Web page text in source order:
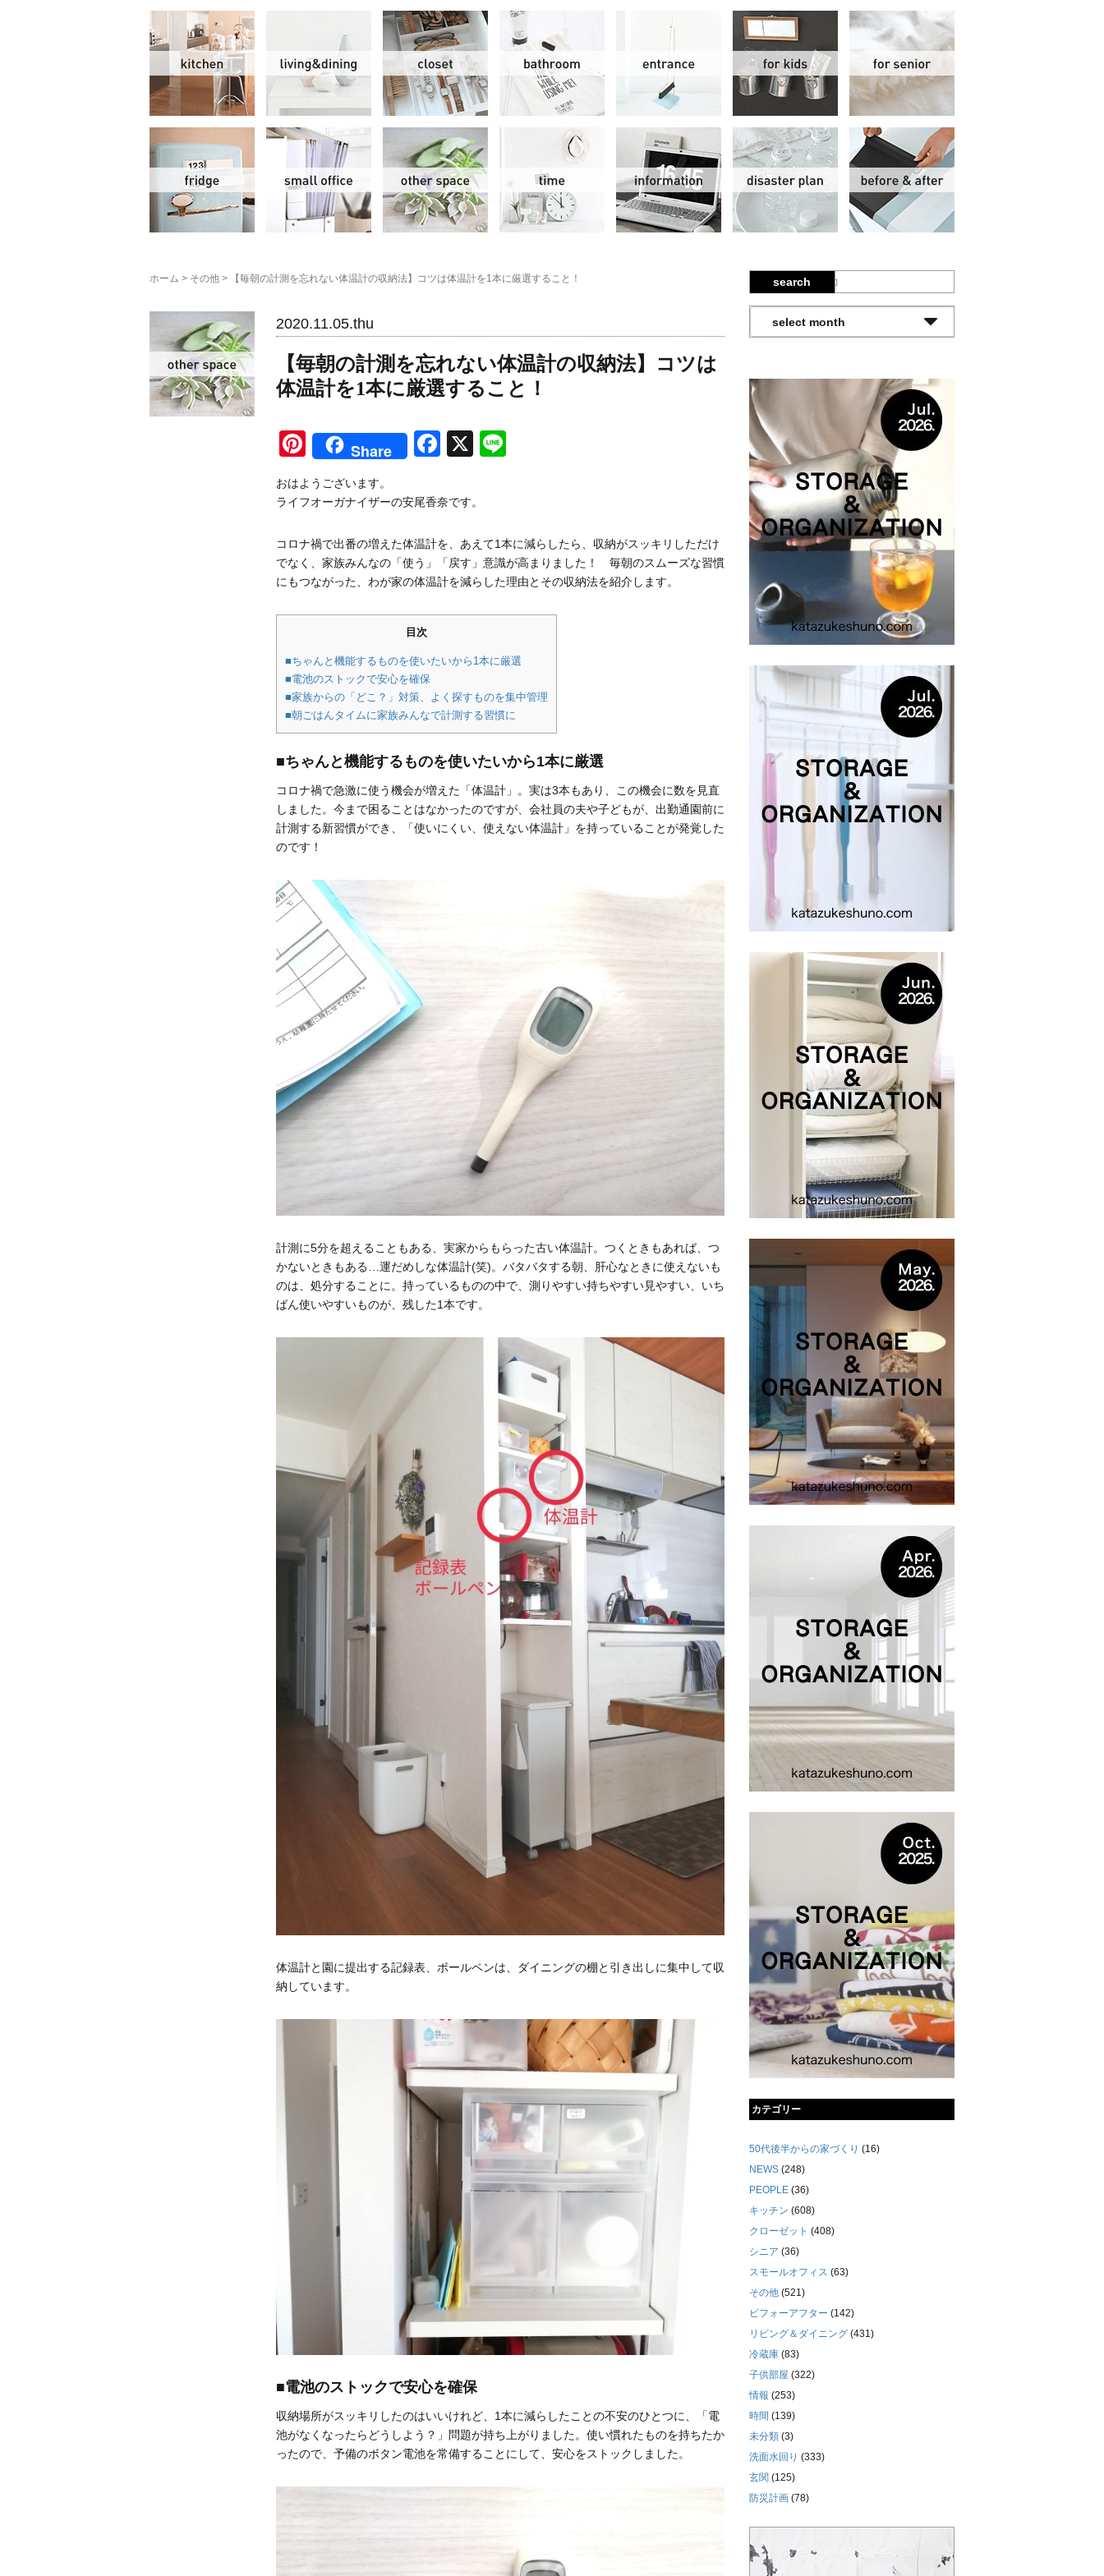
リビング＆ダイニング クローゼット 玄関 子供部屋
冷蔵庫 スモールオフィス 防災計画
ホーム > その他 > 【毎朝の計測を忘れない体温計の収納法】コツは体温計を1本に厳選すること！
その他2020.11.05.thu
【毎朝の計測を忘れない体温計の収納法】コツは
体温計を1本に厳選すること！
Pinterest
Share Facebook
X
おはようございます。
ライフオーガナイザーの安尾香奈です。
コロナ禍で出番の増えた体温計を、あえて1本に減らしたら、収納がスッキリしただけ
でなく、家族みんなの「使う」「戻す」意識が高まりました！ 毎朝のスムーズな習慣
にもつながった、わが家の体温計を減らした理由とその収納法を紹介します。
目次
■ちゃんと機能するものを使いたいから1本に厳選
■電池のストックで安心を確保
■家族からの「どこ？」対策、よく探すものを集中管理
■朝ごはんタイムに家族みんなで計測する習慣に
■ちゃんと機能するものを使いたいから1本に厳選
コロナ禍で急激に使う機会が増えた「体温計」。実は3本もあり、この機会に数を見直
しました。今まで困ることはなかったのですが、会社員の夫や子どもが、出勤通園前に
計測する新習慣ができ、「使いにくい、使えない体温計」を持っていることが発覚した
のです！
計測に5分を超えることもある、実家からもらった古い体温計。つくときもあれば、つ
かないときもある…運だめしな体温計(笑)。バタバタする朝、肝心なときに使えないも
のは、処分することに。持っているものの中で、測りやすい持ちやすい見やすい、いち
ばん使いやすいものが、残した1本です。
体温計と園に提出する記録表、ボールペンは、ダイニングの棚と引き出しに集中して収
納しています。
■電池のストックで安心を確保
収納場所がスッキリしたのはいいけれど、1本に減らしたことの不安のひとつに、「電
池がなくなったらどうしよう？」問題が持ち上がりました。使い慣れたものを持ちたか
ったので、予備のボタン電池を常備することにして、安心をストックしました。
search
カテゴリー
50代後半からの家づくり (16)
NEWS (248)
PEOPLE (36)
キッチン (608)
クローゼット (408)
シニア (36)
スモールオフィス (63)
その他 (521)
ビフォーアフター (142)
リビング＆ダイニング (431)
冷蔵庫 (83)
子供部屋 (322)
情報 (253)
時間 (139)
未分類 (3)
洗面水回り (333)
玄関 (125)
防災計画 (78)